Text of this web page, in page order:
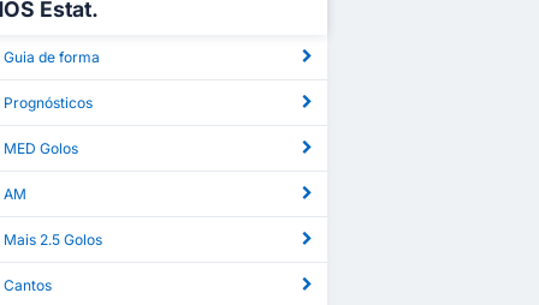
Estat.
Guia de forma
Prognósticos
Golos
AM
2.5 Golos
Cantos